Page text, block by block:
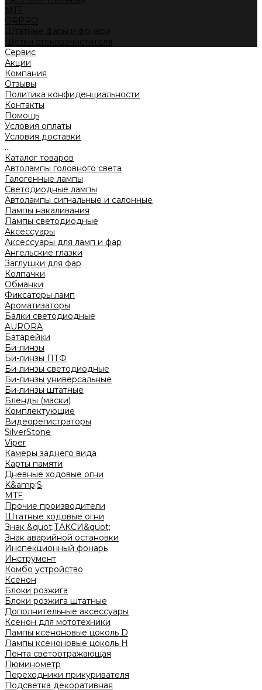
MTF
ORPRO
Штатные фары и фонари
Щетки стеклоочистителя
Сервис
Акции
Компания
Отзывы
Политика конфиденциальности
Контакты
Помощь
Условия оплаты
Условия доставки
...
Каталог товаров
Автолампы головного света
Галогенные лампы
Светодиодные лампы
Автолампы сигнальные и салонные
Лампы накаливания
Лампы светодиодные
Аксессуары
Аксессуары для ламп и фар
Ангельские глазки
Заглушки для фар
Колпачки
Обманки
Фиксаторы ламп
Ароматизаторы
Балки светодиодные
AURORA
Батарейки
Би-линзы
Би-линзы ПТФ
Би-линзы светодиодные
Би-линзы универсальные
Би-линзы штатные
Бленды (маски)
Комплектующие
Видеорегистраторы
SilverStone
Viper
Камеры заднего вида
Карты памяти
Дневные ходовые огни
K&amp;S
MTF
Прочие производители
Штатные ходовые огни
Знак &quot;ТАКСИ&quot;
Знак аварийной остановки
Инспекционный фонарь
Инструмент
Комбо устройство
Ксенон
Блоки розжига
Блоки розжига штатные
Дополнительные аксессуары
Ксенон для мототехники
Лампы ксеноновые цоколь D
Лампы ксеноновые цоколь H
Лента светоотражающая
Люминометр
Переходники прикуривателя
Подсветка декоративная